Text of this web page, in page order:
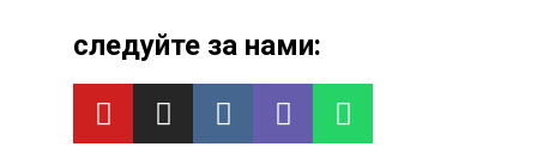
следуйте за нами: